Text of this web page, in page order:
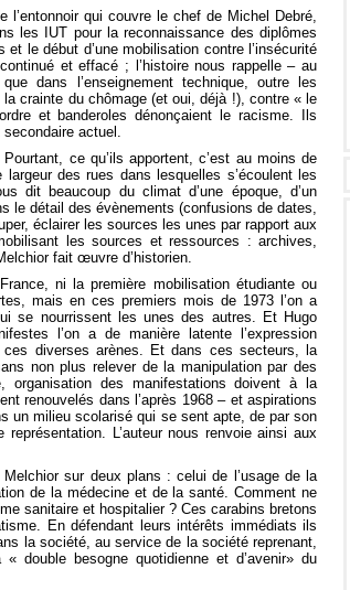
l’entonnoir qui couvre le chef de Michel Debré,
les IUT pour la reconnaissance des diplômes
le début d’une mobilisation contre l’insécurité
et effacé ; l’histoire nous rappelle – au
dans l’enseignement technique, outre les
crainte du chômage (et oui, déjà !), contre « le
et banderoles dénonçaient le racisme. Ils
secondaire actuel.
ce qu’ils apportent, c’est au moins de
des rues dans lesquelles s’écoulent les
dit beaucoup du climat d’une époque, d’un
le détail des évènements (confusions de dates,
éclairer les sources les unes par rapport aux
les sources et ressources : archives,
fait œuvre d’historien.
ni la première mobilisation étudiante ou
mais en ces premiers mois de 1973 l’on a
se nourrissent les unes des autres. Et Hugo
l’on a de manière latente l’expression
ces diverses arènes. Et dans ces secteurs, la
non plus relever de la manipulation par des
organisation des manifestations doivent à la
renouvelés dans l’après 1968 – et aspirations
un milieu scolarisé qui se sent apte, de par son
L’auteur nous renvoie ainsi aux
sur deux plans : celui de l’usage de la
de la médecine et de la santé. Comment ne
sanitaire et hospitalier ? Ces carabins bretons
En défendant leurs intérêts immédiats ils
la société, au service de la société reprenant,
double besogne quotidienne et d’avenir» du